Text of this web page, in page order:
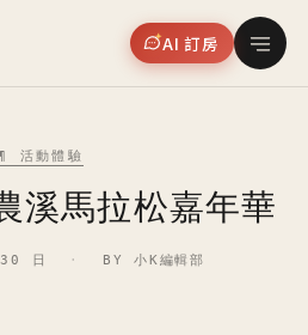
AI 訂房
活動體驗
溪馬拉松嘉年華
日 · BY 小K編輯部